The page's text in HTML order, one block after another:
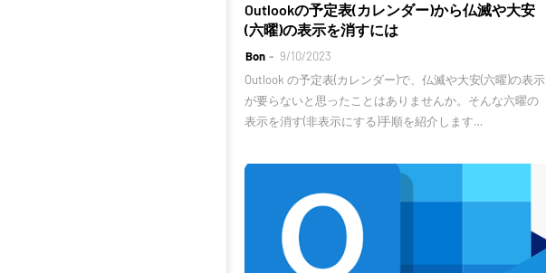
Outlookの予定表(カレンダー)から仏滅や大安
(六曜)の表示を消すには
Bon
9/10/2023
Outlook の予定表(カレンダー)で、仏滅や大安(六曜)の表示
が要らないと思ったことはありませんか。そんな六曜の
表示を消す(非表示にする)手順を紹介します…